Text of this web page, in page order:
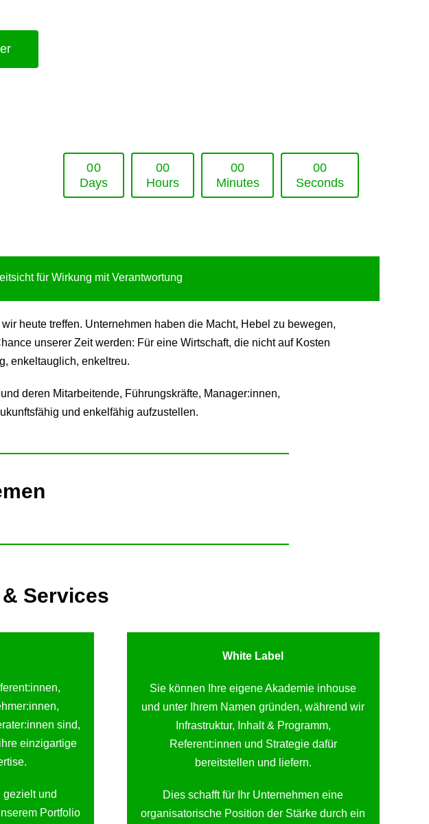
00
Days
00
Hours
00
Minutes
00
Seconds
für Wirkung mit Verantwortung
heute treffen. Unternehmen haben die Macht, Hebel zu bewegen,
unserer Zeit werden: Für eine Wirtschaft, die nicht auf Kosten
enkeltauglich, enkeltreu.
deren Mitarbeitende, Führungskräfte, Manager:innen,
und enkelfähig aufzustellen.
Services
sind,
einzigartige
und
Portfolio
White Label
Sie können Ihre eigene Akademie inhouse
und unter Ihrem Namen gründen, während wir
Infrastruktur, Inhalt & Programm,
Referent:innen und Strategie dafür
bereitstellen und liefern.
Dies schafft für Ihr Unternehmen eine
organisatorische Position der Stärke durch ein